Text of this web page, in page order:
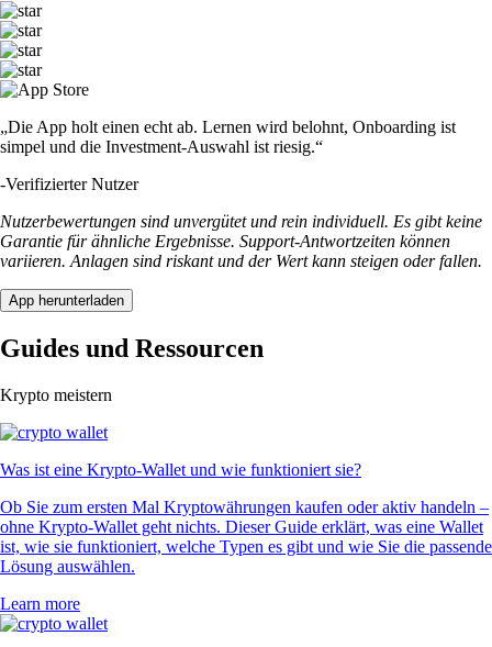
„Die App holt einen echt ab. Lernen wird belohnt, Onboarding ist
simpel und die Investment-Auswahl ist riesig.“
-Verifizierter Nutzer
Nutzerbewertungen sind unvergütet und rein individuell. Es gibt keine
Garantie für ähnliche Ergebnisse. Support-Antwortzeiten können
variieren. Anlagen sind riskant und der Wert kann steigen oder fallen.
App herunterladen
Guides und Ressourcen
Krypto meistern
Was ist eine Krypto-Wallet und wie funktioniert sie?
Ob Sie zum ersten Mal Kryptowährungen kaufen oder aktiv handeln –
ohne Krypto-Wallet geht nichts. Dieser Guide erklärt, was eine Wallet
ist, wie sie funktioniert, welche Typen es gibt und wie Sie die passende
Lösung auswählen.
Learn more